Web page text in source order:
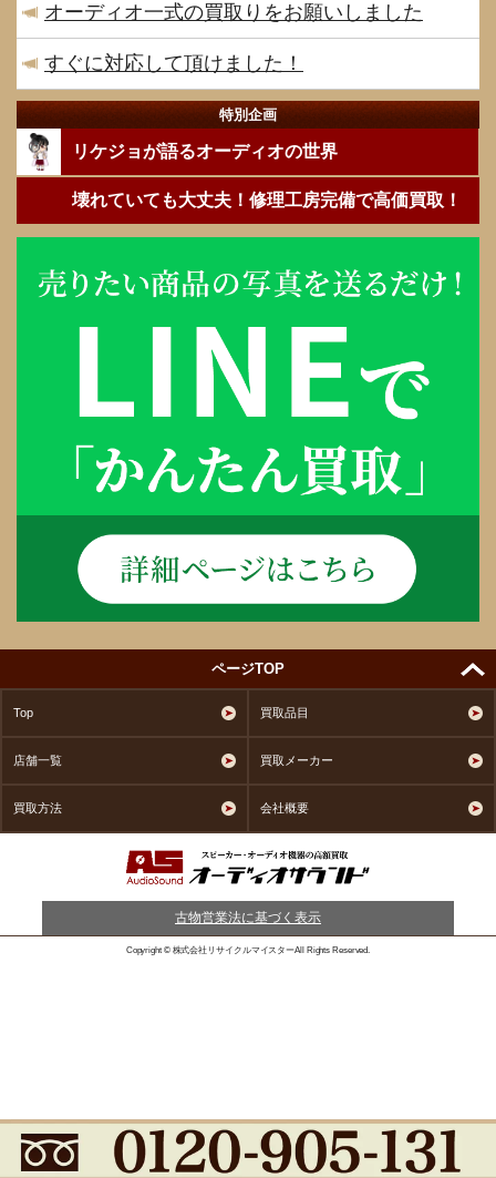
オーディオ一式の買取りをお願いしました
すぐに対応して頂けました！
特別企画
リケジョが語るオーディオの世界
壊れていても大丈夫！修理工房完備で高価買取！
ページTOP
Top 買取品目
店舗一覧 買取メーカー
買取方法 会社概要
古物営業法に基づく表示
Copyright © 株式会社リサイクルマイスターAll Rights Reserved.